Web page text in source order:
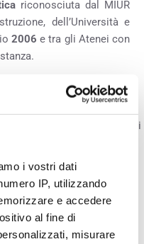
i vostri dati
IP, utilizzando
e accedere
al fine di
misurare
riconosciuta dal MIUR
dell’Università e
2006 e tra gli Atenei con
ai docenti delle scuole di
aggiornare le proprie
metodologie didattiche